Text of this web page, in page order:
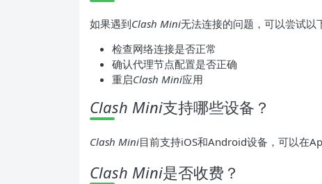
如果遇到Clash Mini无法连接的问题，可以尝试以
检查网络连接是否正常
确认代理节点配置是否正确
重启Clash Mini应用
Clash Mini支持哪些设备？
Clash Mini目前支持iOS和Android设备，可以在
Clash Mini是否收费？